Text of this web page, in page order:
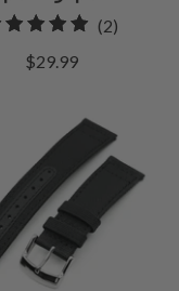
(2)
$29.99